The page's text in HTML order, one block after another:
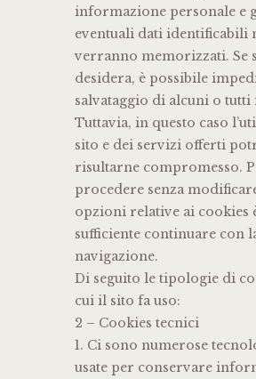
informazione personale e
eventuali dati identificabili
verranno memorizzati. Se
desidera, è possibile
salvataggio di alcuni o tutti
Tuttavia, in questo caso
sito e dei servizi offerti
risultarne compromesso.
procedere senza
opzioni relative ai cookies
sufficiente continuare con
navigazione.
Di seguito le tipologie di
cui il sito fa uso:
2 – Cookies tecnici
1. Ci sono numerose
usate per conservare